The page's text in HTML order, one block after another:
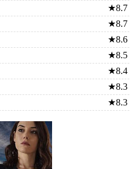
★8.7
★8.7
★8.6
★8.5
★8.4
★8.3
★8.3